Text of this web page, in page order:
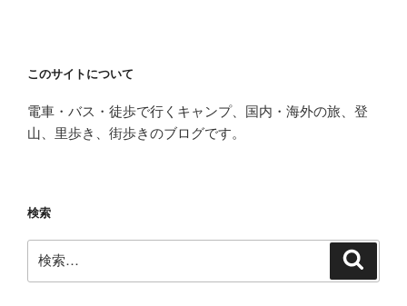
このサイトについて
電車・バス・徒歩で行くキャンプ、国内・海外の旅、登
山、里歩き、街歩きのブログです。
検索
索: